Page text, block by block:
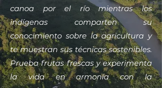
canoa por el río mientras los
indígenas comparten su
conocimiento sobre la agricultura y
te muestran sus técnicas sostenibles.
Prueba frutas frescas y experimenta
la vida en armonía con la